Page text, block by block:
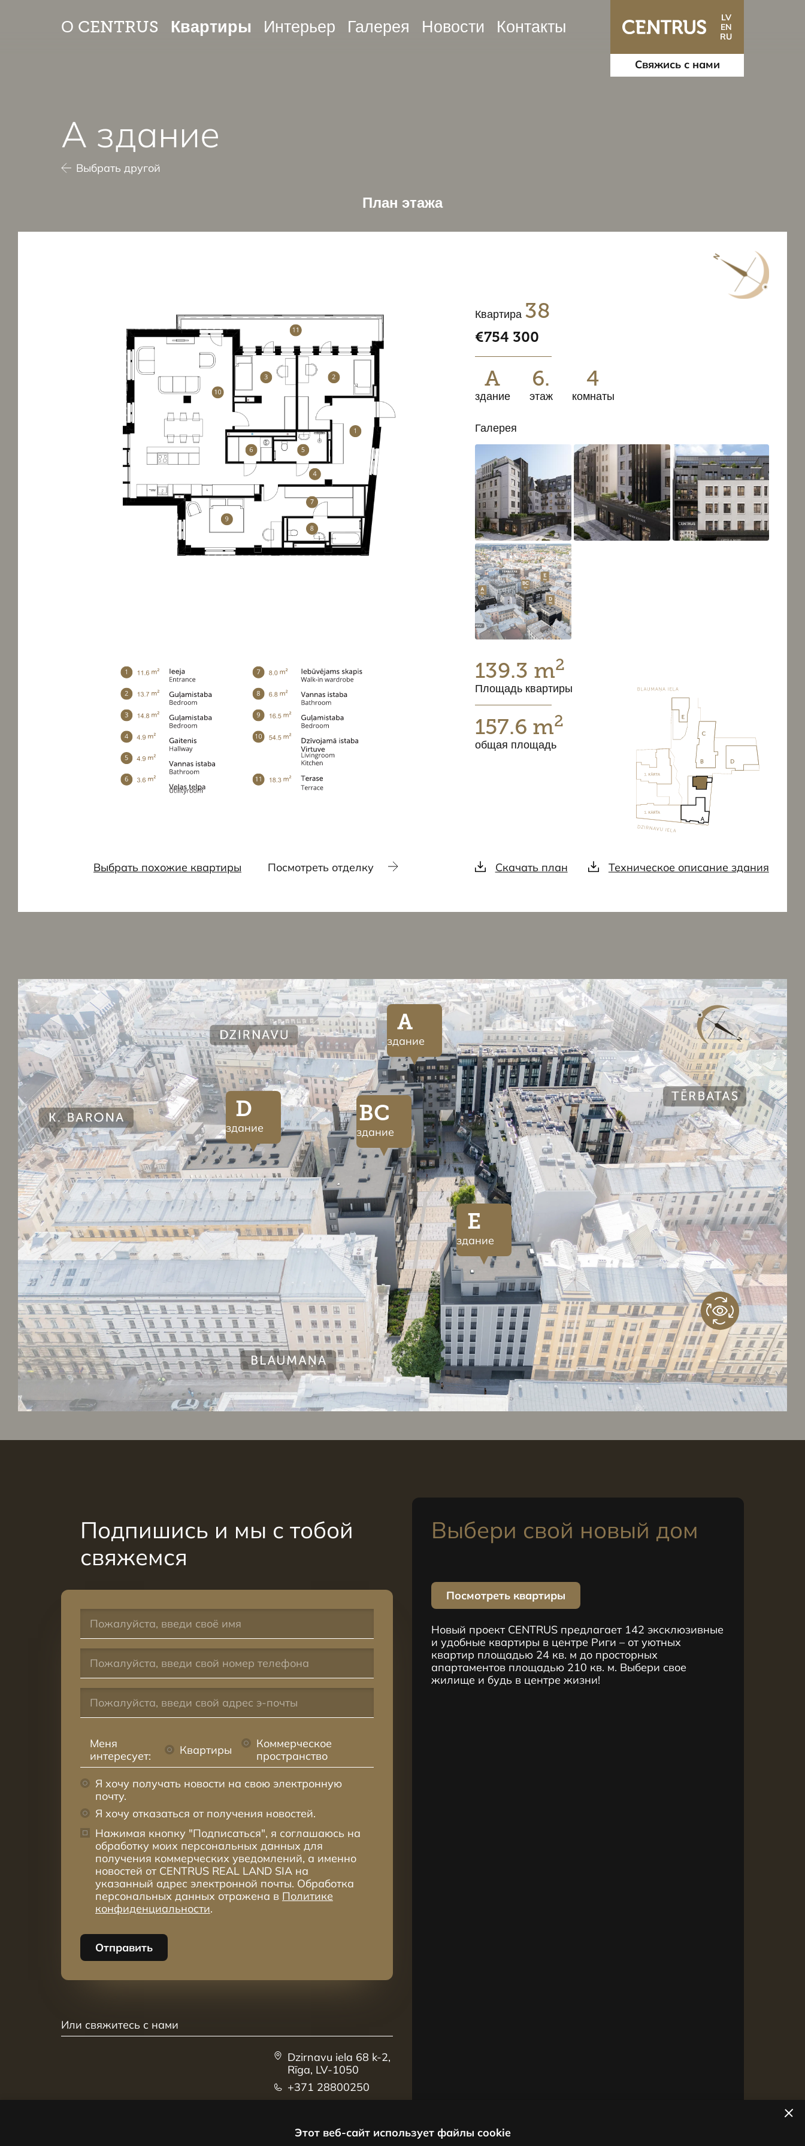
Этот веб-сайт использует файлы cookie
О CENTRUS Квартиры Интерьер Галерея Новости Контакты
LV
EN
RU
Свяжись с нами
A здание
Выбрать другой
План этажа
Квартира 38
€754 300
A
здание
6.
этаж
4
комнаты
Галерея
139.3 m2
Площадь квартиры
157.6 m2
общая площадь
Выбрать похожие квартиры Посмотреть отделку Скачать план Техническое описание здания
A
здание
BC
здание
D
здание
E
здание
Подпишись и мы с тобой
свяжемся
Меня
интересует:
Квартиры
Коммерческое
пространство
Я хочу получать новости на свою электронную
почту.
Я хочу отказаться от получения новостей.
Нажимая кнопку "Подписаться", я соглашаюсь на
обработку моих персональных данных для
получения коммерческих уведомлений, а именно
новостей от CENTRUS REAL LAND SIA на
указанный адрес электронной почты. Обработка
персональных данных отражена в Политике
конфиденциальности.
Отправить
Или свяжитесь с нами
Dzirnavu iela 68 k-2,
Rīga, LV-1050
+371 28800250
Выбери свой новый дом
Посмотреть квартиры
Новый проект CENTRUS предлагает 142 эксклюзивные
и удобные квартиры в центре Риги – от уютных
квартир площадью 24 кв. м до просторных
апартаментов площадью 210 кв. м. Выбери свое
жилище и будь в центре жизни!